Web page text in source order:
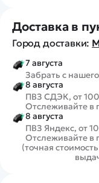
Доставка в
Город доставки:
7 августа
Забрать с
8 августа
ПВЗ СДЭК, от
Отслеживайте в
8 августа
ПВЗ Яндекс, от
Отслеживайте в
(точная